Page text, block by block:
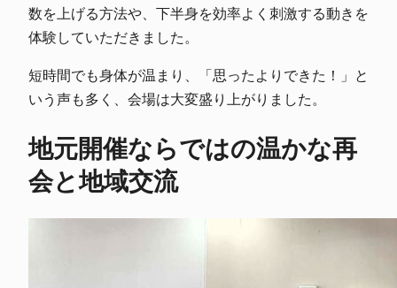
数を上げる方法や、下半身を効率よく刺激する動きを
体験していただきました。
短時間でも身体が温まり、「思ったよりできた！」と
いう声も多く、会場は大変盛り上がりました。
地元開催ならではの温かな再
会と地域交流